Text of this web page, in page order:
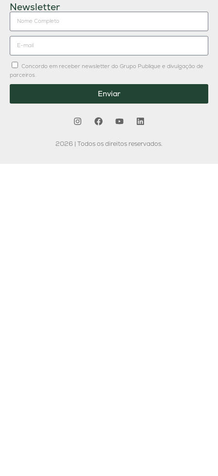
Newsletter
Concordo em receber newsletter do Grupo Publique e divulgação de
parceiros.
Enviar
2026 | Todos os direitos reservados.